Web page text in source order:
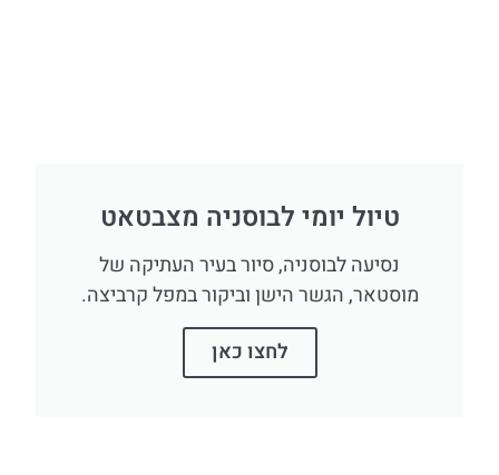
טיול יומי לבוסניה מצבטאט
נסיעה לבוסניה, סיור בעיר העתיקה של
מוסטאר, הגשר הישן וביקור במפל קרביצה.
לחצו כאן